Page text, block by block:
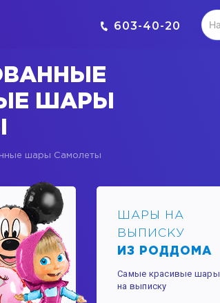
603-40-20
ШАРЫ
шары Самолеты
ШАРЫ НА
ВЫПИСКУ
ИЗ РОДДОМА
Самые красивые шары
на выписку